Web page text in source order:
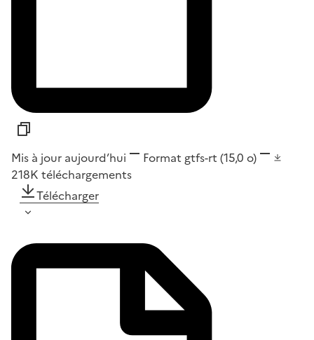
Mis à jour aujourd’hui Format gtfs-rt (15,0 o)
218K téléchargements
Télécharger